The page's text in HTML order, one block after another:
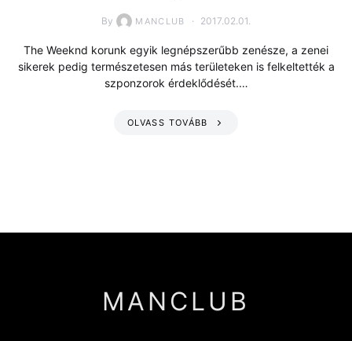
By MANCLUB 2017.02.01.
The Weeknd korunk egyik legnépszerűbb zenésze, a zenei
sikerek pedig természetesen más területeken is felkeltették a
szponzorok érdeklődését.…
OLVASS TOVÁBB
MANCLUB